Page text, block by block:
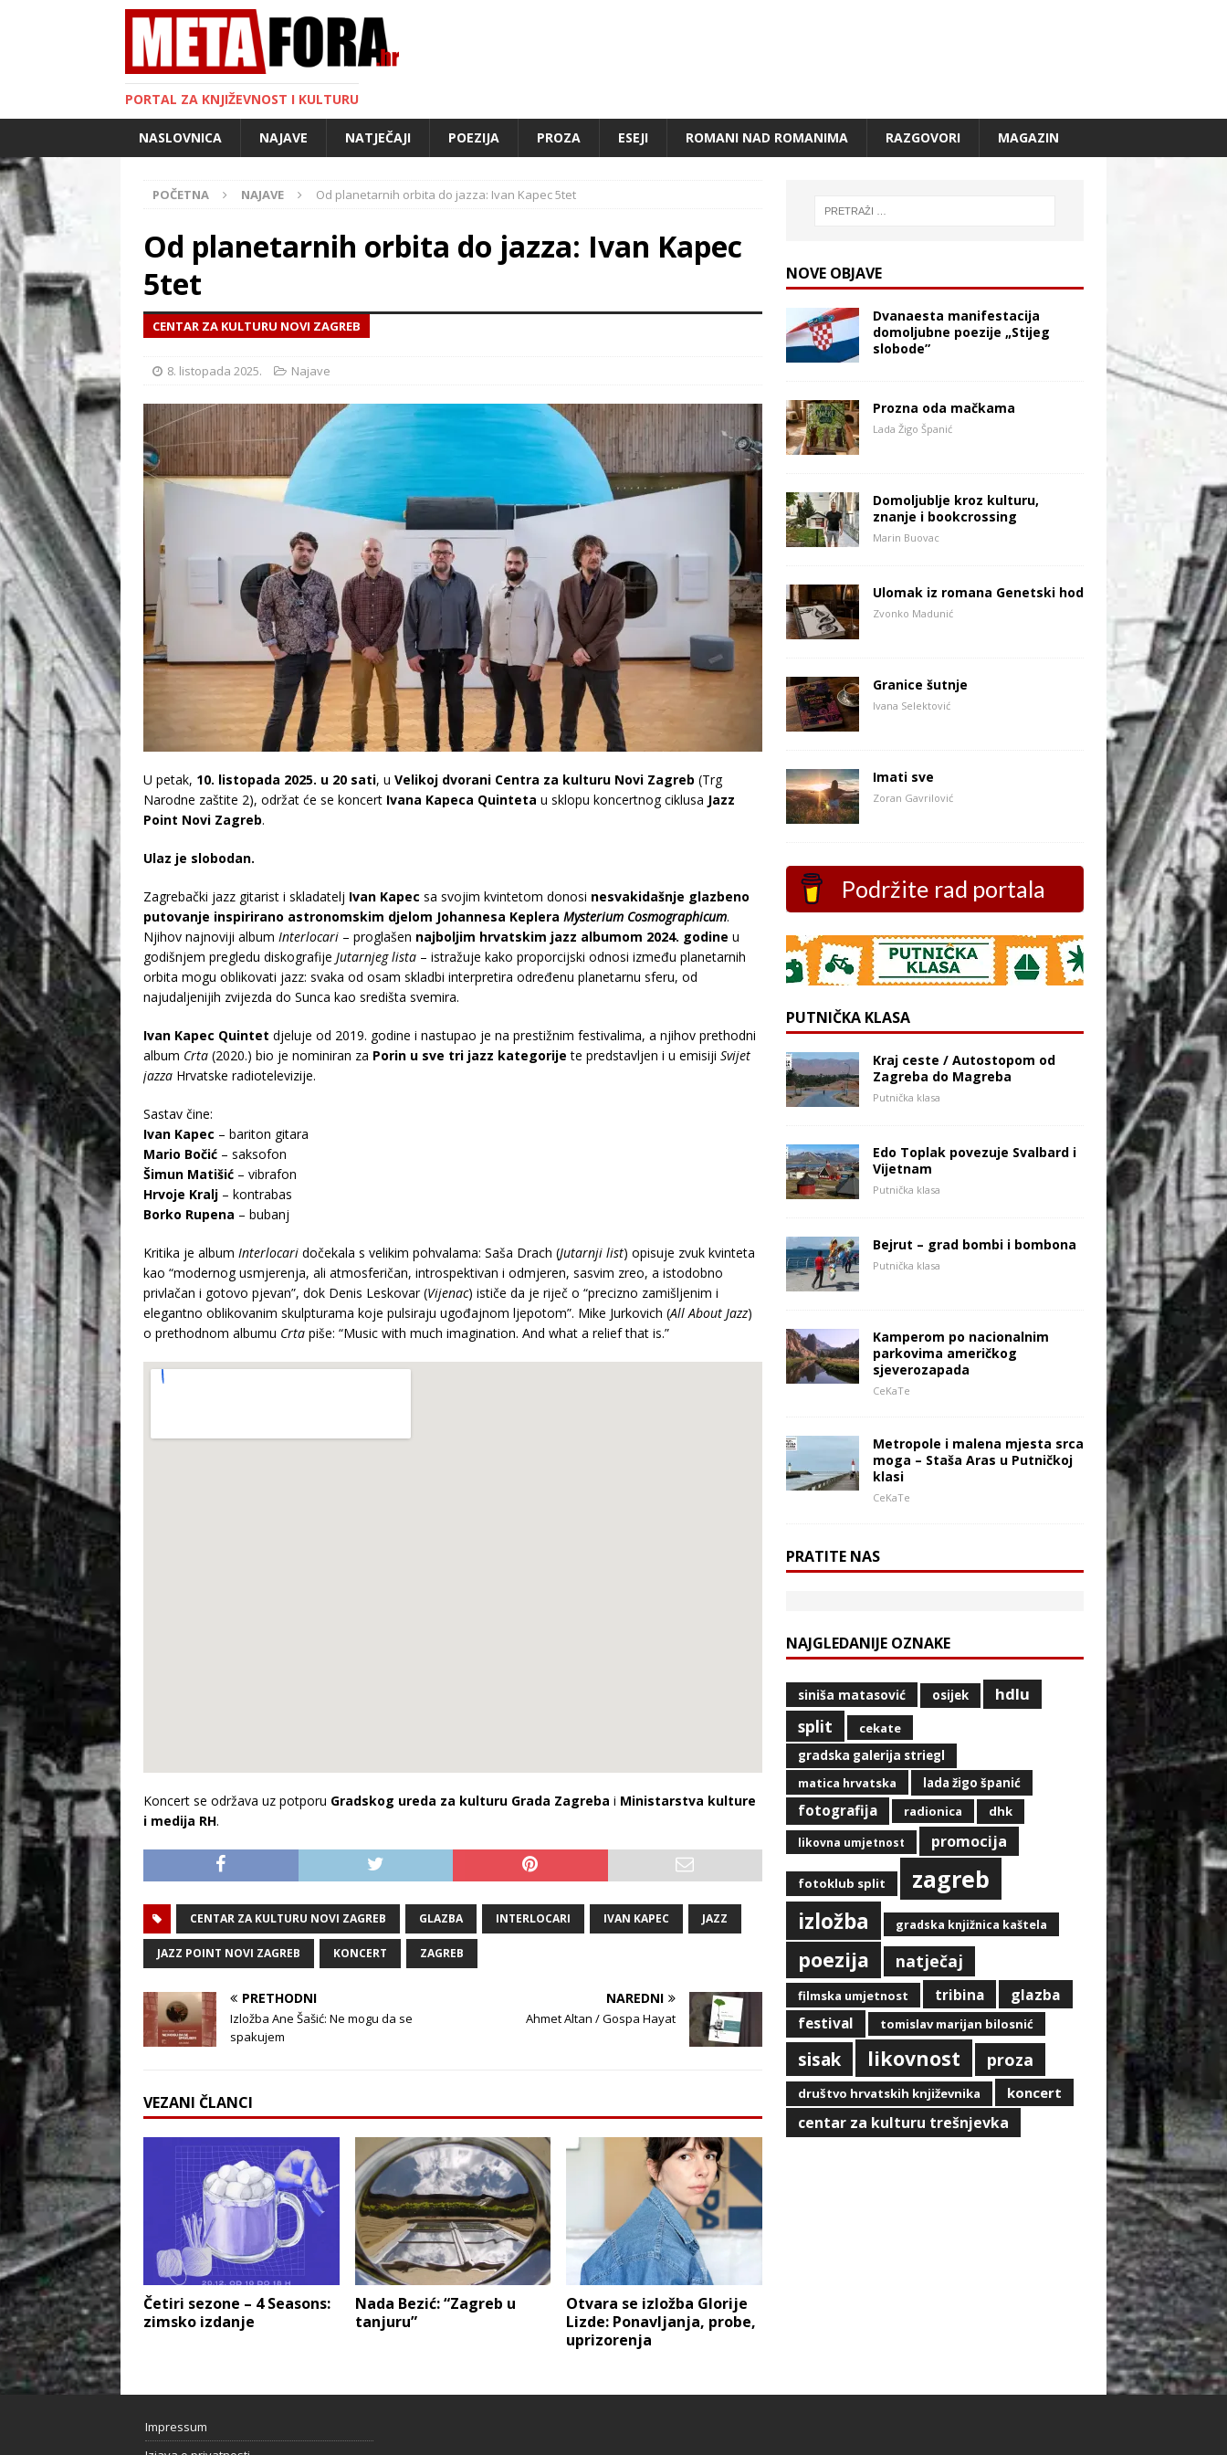
PORTAL ZA KNJIŽEVNOST I KULTURU
NASLOVNICA NAJAVE NATJEČAJI POEZIJA PROZA ESEJI ROMANI NAD ROMANIMA RAZGOVORI MAGAZIN
POČETNA NAJAVE Od planetarnih orbita do jazza: Ivan Kapec 5tet
Od planetarnih orbita do jazza: Ivan Kapec
5tet
CENTAR ZA KULTURU NOVI ZAGREB
8. listopada 2025. Najave
U petak, 10. listopada 2025. u 20 sati, u Velikoj dvorani Centra za kulturu Novi Zagreb (Trg
Narodne zaštite 2), održat će se koncert Ivana Kapeca Quinteta u sklopu koncertnog ciklusa Jazz
Point Novi Zagreb.
Ulaz je slobodan.
Zagrebački jazz gitarist i skladatelj Ivan Kapec sa svojim kvintetom donosi nesvakidašnje glazbeno
putovanje inspirirano astronomskim djelom Johannesa Keplera Mysterium Cosmographicum.
Njihov najnoviji album Interlocari – proglašen najboljim hrvatskim jazz albumom 2024. godine u
godišnjem pregledu diskografije Jutarnjeg lista – istražuje kako proporcijski odnosi između planetarnih
orbita mogu oblikovati jazz: svaka od osam skladbi interpretira određenu planetarnu sferu, od
najudaljenijih zvijezda do Sunca kao središta svemira.
Ivan Kapec Quintet djeluje od 2019. godine i nastupao je na prestižnim festivalima, a njihov prethodni
album Crta (2020.) bio je nominiran za Porin u sve tri jazz kategorije te predstavljen i u emisiji Svijet
jazza Hrvatske radiotelevizije.
Sastav čine:
Ivan Kapec – bariton gitara
Mario Bočić – saksofon
Šimun Matišić – vibrafon
Hrvoje Kralj – kontrabas
Borko Rupena – bubanj
Kritika je album Interlocari dočekala s velikim pohvalama: Saša Drach (Jutarnji list) opisuje zvuk kvinteta
kao “modernog usmjerenja, ali atmosferičan, introspektivan i odmjeren, sasvim zreo, a istodobno
privlačan i gotovo pjevan”, dok Denis Leskovar (Vijenac) ističe da je riječ o “precizno zamišljenim i
elegantno oblikovanim skulpturama koje pulsiraju ugođajnom ljepotom”. Mike Jurkovich (All About Jazz)
o prethodnom albumu Crta piše: “Music with much imagination. And what a relief that is.”
Koncert se održava uz potporu Gradskog ureda za kulturu Grada Zagreba i Ministarstva kulture
i medija RH.
CENTAR ZA KULTURU NOVI ZAGREB GLAZBA INTERLOCARI IVAN KAPEC JAZZ
JAZZ POINT NOVI ZAGREB KONCERT ZAGREB
PRETHODNI
Izložba Ane Šašić: Ne mogu da se
spakujem
NAREDNI
Ahmet Altan / Gospa Hayat
VEZANI ČLANCI
Četiri sezone – 4 Seasons:
zimsko izdanje
Nada Bezić: “Zagreb u
tanjuru”
Otvara se izložba Glorije
Lizde: Ponavljanja, probe,
uprizorenja
NOVE OBJAVE
Dvanaesta manifestacija
domoljubne poezije „Stijeg
slobode”
Prozna oda mačkama
Lada Žigo Španić
Domoljublje kroz kulturu,
znanje i bookcrossing
Marin Buovac
Ulomak iz romana Genetski hod
Zvonko Madunić
Granice šutnje
Ivana Selektović
Imati sve
Zoran Gavrilović
Podržite rad portala
PUTNIČKA KLASA
Kraj ceste / Autostopom od
Zagreba do Magreba
Putnička klasa
Edo Toplak povezuje Svalbard i
Vijetnam
Putnička klasa
Bejrut – grad bombi i bombona
Putnička klasa
Kamperom po nacionalnim
parkovima američkog
sjeverozapada
CeKaTe
Metropole i malena mjesta srca
moga – Staša Aras u Putničkoj
klasi
CeKaTe
PRATITE NAS
NAJGLEDANIJE OZNAKE
siniša matasović osijek hdlu
split
cekate
gradska galerija striegl
matica hrvatska
lada žigo španić
fotografija radionica dhk
likovna umjetnost promocija
fotoklub split zagreb
izložba gradska knjižnica kaštela
poezija natječaj
filmska umjetnost tribina glazba
festival tomislav marijan bilosnić
sisak likovnost proza
društvo hrvatskih književnika koncert
centar za kulturu trešnjevka
Impressum